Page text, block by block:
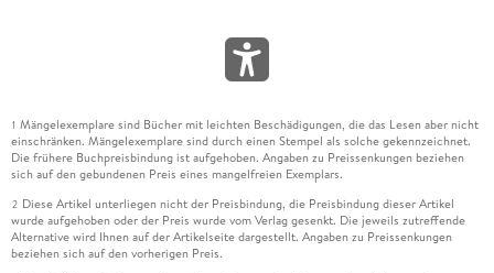
1 Mängelexemplare sind Bücher mit leichten Beschädigungen, die das Lesen aber nicht
einschränken. Mängelexemplare sind durch einen Stempel als solche gekennzeichnet.
Die frühere Buchpreisbindung ist aufgehoben. Angaben zu Preissenkungen beziehen
sich auf den gebundenen Preis eines mangelfreien Exemplars.
2 Diese Artikel unterliegen nicht der Preisbindung, die Preisbindung dieser Artikel
wurde aufgehoben oder der Preis wurde vom Verlag gesenkt. Die jeweils zutreffende
Alternative wird Ihnen auf der Artikelseite dargestellt. Angaben zu Preissenkungen
beziehen sich auf den vorherigen Preis.